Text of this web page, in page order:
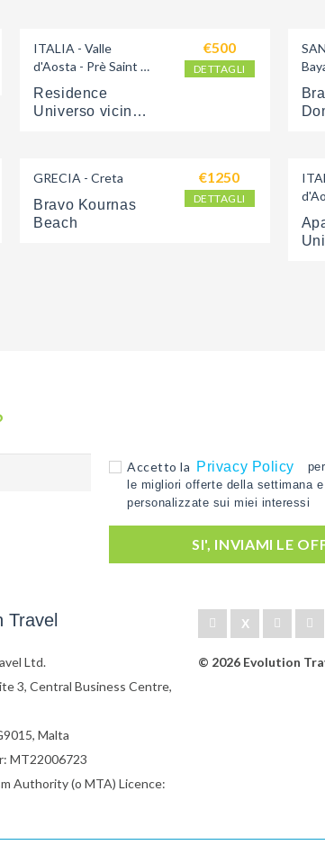
ITALIA - Valle
d'Aosta - Prè Saint
Residence
Universo vicino
€500
DETTAGLI
GRECIA - Creta
Bravo Kournas
Beach
€1250
DETTAGLI
Accetto la Privacy Policy
le migliori offerte della settimana
personalizzate sui miei interessi
SI', INVIAMI LE
Travel
Ltd.
3, Central Business Centre,
Malta
MT22006723
Authority (o MTA) Licence:
© 2026 Evolution